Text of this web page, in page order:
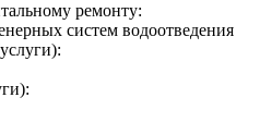
ремонту:
систем водоотведения